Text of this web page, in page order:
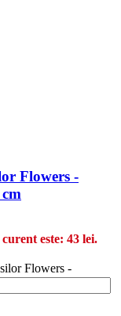
Flowers -
este: 43 lei.
Flowers -